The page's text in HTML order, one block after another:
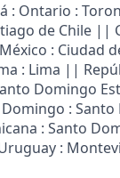
: Ontario :
de Chile ||
: Ciudad
: Lima ||
Domingo
:
: Santo
: